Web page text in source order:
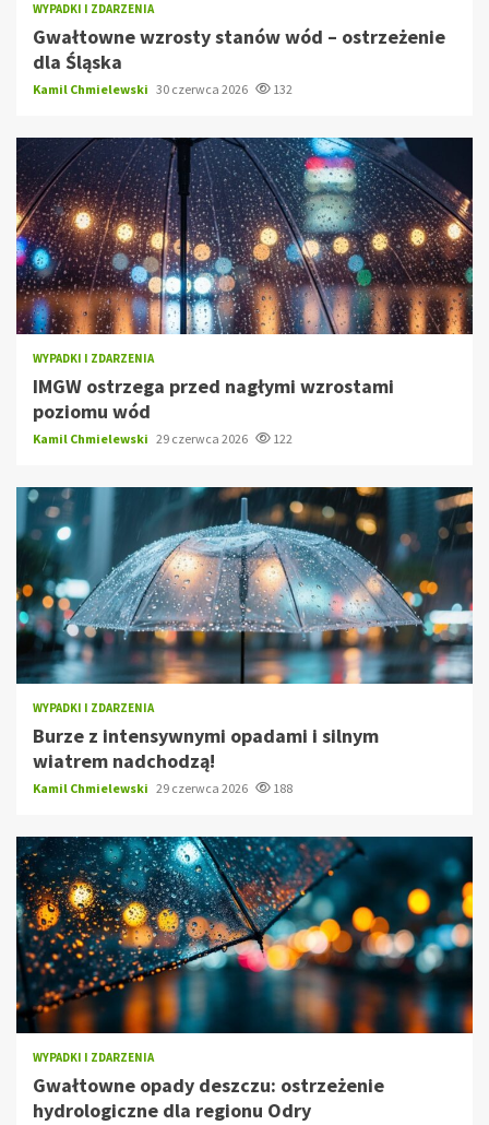
WYPADKI I ZDARZENIA
Gwałtowne wzrosty stanów wód – ostrzeżenie
dla Śląska
Kamil Chmielewski 30 czerwca 2026 132
WYPADKI I ZDARZENIA
IMGW ostrzega przed nagłymi wzrostami
poziomu wód
Kamil Chmielewski 29 czerwca 2026 122
WYPADKI I ZDARZENIA
Burze z intensywnymi opadami i silnym
wiatrem nadchodzą!
Kamil Chmielewski 29 czerwca 2026 188
WYPADKI I ZDARZENIA
Gwałtowne opady deszczu: ostrzeżenie
hydrologiczne dla regionu Odry